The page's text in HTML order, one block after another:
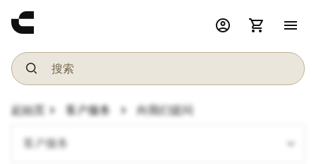
account_circle shopping_cart menu
起始页 chevron_right 客户服务 chevron_right 向我们提问
客户服务 expand_more